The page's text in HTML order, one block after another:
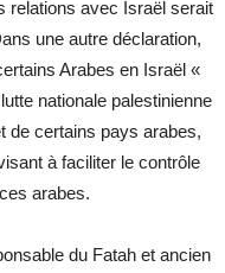
relations avec Israël serait
une autre déclaration,
Arabes en Israël «
nationale palestinienne
de certains pays arabes,
à faciliter le contrôle
arabes.
du Fatah et ancien